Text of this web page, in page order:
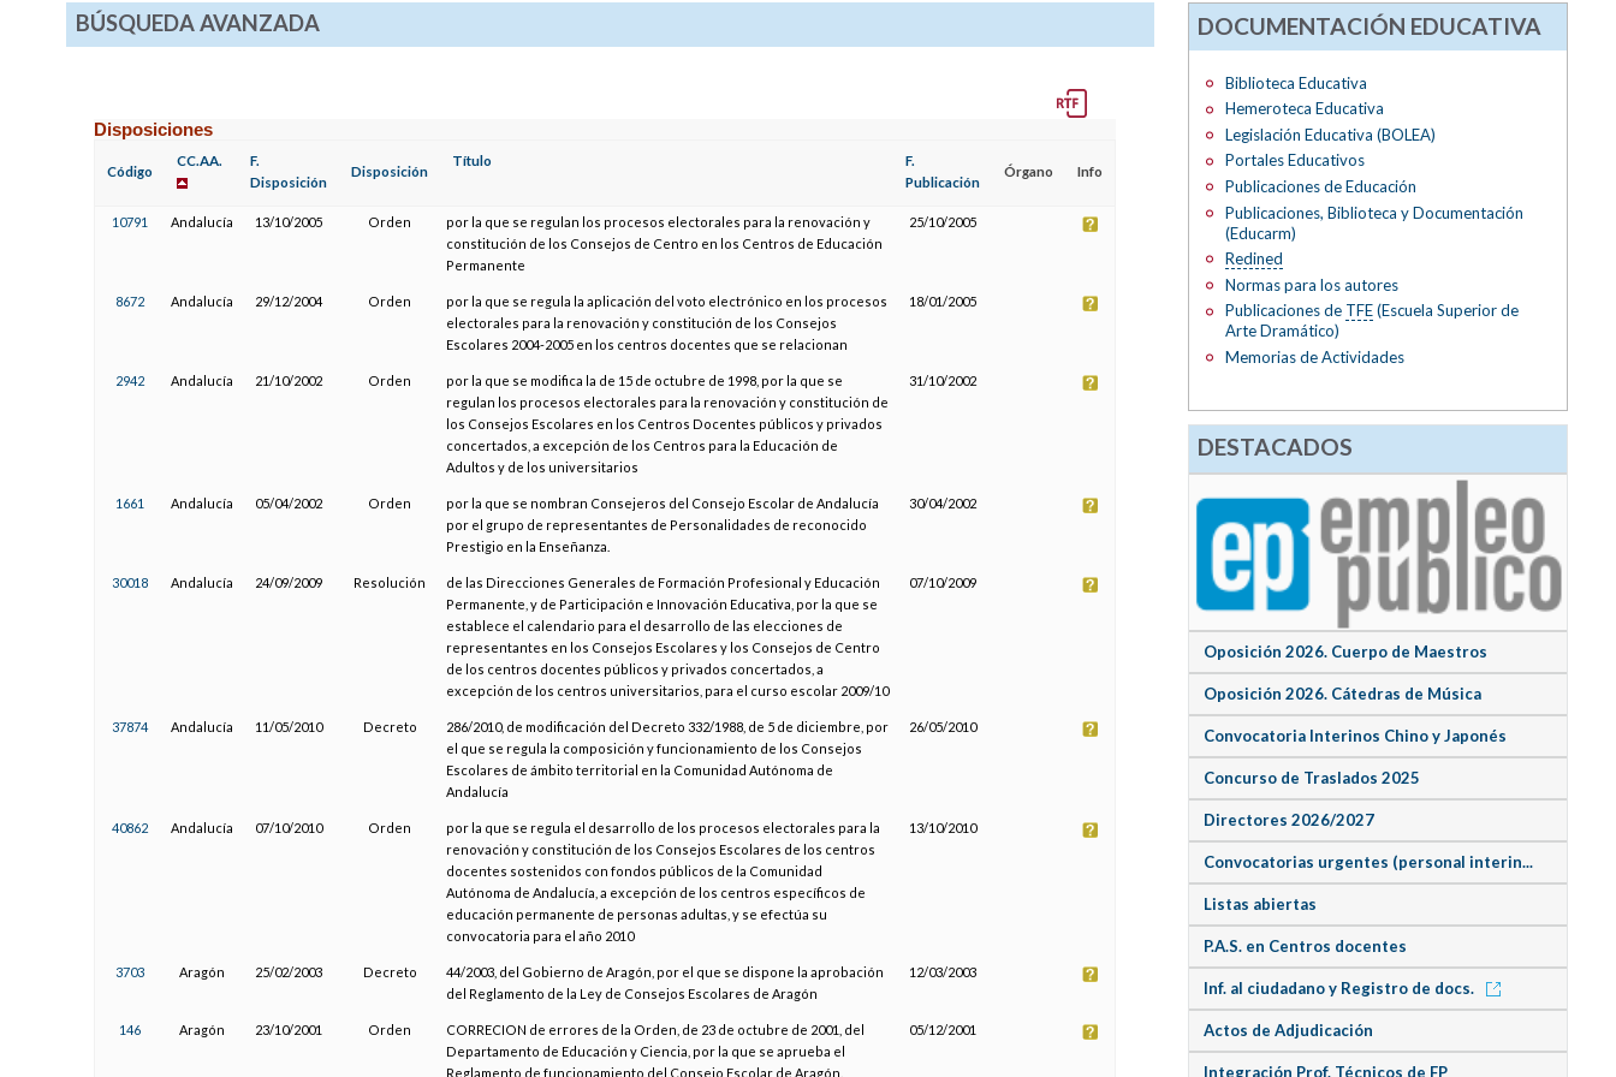
BÚSQUEDA AVANZADA
Disposiciones
Código
CC.AA.
F.
Disposición
Disposición
Título
F.
Publicación
Órgano Info
10791 Andalucía 13/10/2005 Orden
por la que se regulan los procesos electorales para la renovación y
constitución de los Consejos de Centro en los Centros de Educación
Permanente
25/10/2005
8672 Andalucía 29/12/2004 Orden
por la que se regula la aplicación del voto electrónico en los procesos
electorales para la renovación y constitución de los Consejos
Escolares 2004-2005 en los centros docentes que se relacionan
18/01/2005
2942 Andalucía 21/10/2002 Orden
por la que se modifica la de 15 de octubre de 1998, por la que se
regulan los procesos electorales para la renovación y constitución de
los Consejos Escolares en los Centros Docentes públicos y privados
concertados, a excepción de los Centros para la Educación de
Adultos y de los universitarios
31/10/2002
1661 Andalucía 05/04/2002 Orden
por la que se nombran Consejeros del Consejo Escolar de Andalucía
por el grupo de representantes de Personalidades de reconocido
Prestigio en la Enseñanza.
30/04/2002
30018 Andalucía 24/09/2009 Resolución
de las Direcciones Generales de Formación Profesional y Educación
Permanente, y de Participación e Innovación Educativa, por la que se
establece el calendario para el desarrollo de las elecciones de
representantes en los Consejos Escolares y los Consejos de Centro
de los centros docentes públicos y privados concertados, a
excepción de los centros universitarios, para el curso escolar 2009/10
07/10/2009
37874 Andalucía 11/05/2010 Decreto
286/2010, de modificación del Decreto 332/1988, de 5 de diciembre, por
el que se regula la composición y funcionamiento de los Consejos
Escolares de ámbito territorial en la Comunidad Autónoma de
Andalucía
26/05/2010
40862 Andalucía 07/10/2010 Orden
por la que se regula el desarrollo de los procesos electorales para la
renovación y constitución de los Consejos Escolares de los centros
docentes sostenidos con fondos públicos de la Comunidad
Autónoma de Andalucía, a excepción de los centros específicos de
educación permanente de personas adultas, y se efectúa su
convocatoria para el año 2010
13/10/2010
3703 Aragón 25/02/2003 Decreto
44/2003, del Gobierno de Aragón, por el que se dispone la aprobación
del Reglamento de la Ley de Consejos Escolares de Aragón
12/03/2003
146 Aragón 23/10/2001 Orden
CORRECION de errores de la Orden, de 23 de octubre de 2001, del
Departamento de Educación y Ciencia, por la que se aprueba el
Reglamento de funcionamiento del Consejo Escolar de Aragón.
05/12/2001
DOCUMENTACIÓN EDUCATIVA
Biblioteca Educativa
Hemeroteca Educativa
Legislación Educativa (BOLEA)
Portales Educativos
Publicaciones de Educación
Publicaciones, Biblioteca y Documentación
(Educarm)
Redined
Normas para los autores
Publicaciones de TFE(Escuela Superior de
Arte Dramático)
Memorias de Actividades
DESTACADOS
Oposición 2026. Cuerpo de Maestros
Oposición 2026. Cátedras de Música
Convocatoria Interinos Chino y Japonés
Concurso de Traslados 2025
Directores 2026/2027
Convocatorias urgentes (personal interin...
Listas abiertas
P.A.S. en Centros docentes
Inf. al ciudadano y Registro de docs.
Actos de Adjudicación
Integración Prof. Técnicos de FP